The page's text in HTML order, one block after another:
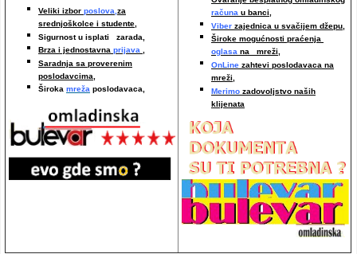
Veliki izbor poslova,za
srednjoškolce i studente,
Sigurnost u isplati zarada,
Brza i jednostavna prijava ,
Saradnja sa proverenim
poslodavcima,
Široka mreža poslodavaca,
računa u banci,
Viber zajednica u svačijem džepu,
Široke mogućnosti praćenja
oglasa na mreži,
OnLine zahtevi poslodavaca na
mreži,
Merimo zadovoljstvo naših
klijenata